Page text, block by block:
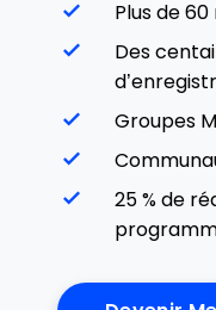
Plus de
Des
Groupes
25 % de